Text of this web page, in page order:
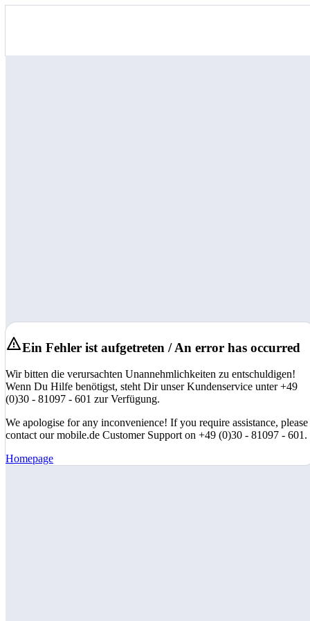
Ein Fehler ist aufgetreten / An error has occurred
Wir bitten die verursachten Unannehmlichkeiten zu entschuldigen!
Wenn Du Hilfe benötigst, steht Dir unser Kundenservice unter +49
(0)30 - 81097 - 601 zur Verfügung.
We apologise for any inconvenience! If you require assistance, please
contact our mobile.de Customer Support on +49 (0)30 - 81097 - 601.
Homepage